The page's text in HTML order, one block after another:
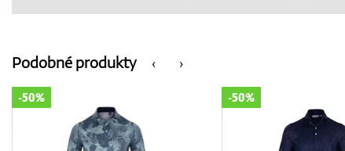
‹
Podobné produkty ›
-50% -50%